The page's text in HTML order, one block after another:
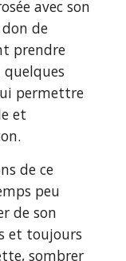
avec son
de
prendre
quelques
permettre
et
de ce
peu
de son
et toujours
sombrer